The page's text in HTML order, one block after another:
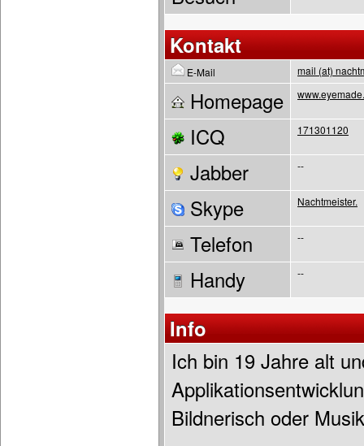
Kontakt
E-Mail mail (at)
Homepage
ICQ 171301120
Jabber --
Skype Nachtmeister.
Telefon --
Handy --
Info
Ich bin 19 Jahre alt
Bildnerisch oder